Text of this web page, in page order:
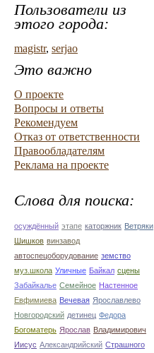
Пользователи из
этого города:
magistr, serjao
Это важно
О проекте
Вопросы и ответы
Рекомендуем
Отказ от ответственности
Правообладателям
Реклама на проекте
Слова для поиска:
осуждённый этапе каторжник Ветряки
Шишков винзавод
автоспецоборудование земство
муз.школа Уличные Байкал сцены
Забайкалье Семейное Настенное
Евфимиева Вечевая Ярославлево
Новгородский детинец Федора
Богоматерь Ярослав Владимирович
Иисус Александрийский Страшного